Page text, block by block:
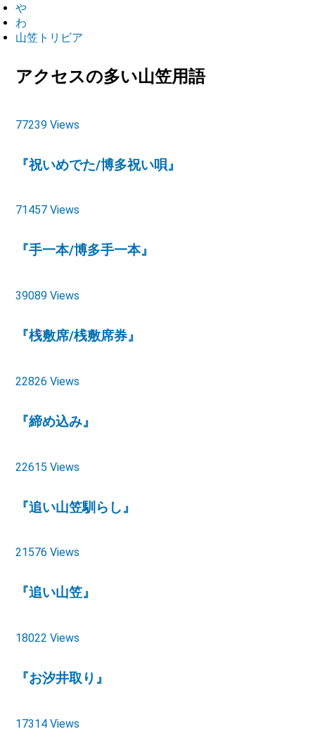
や
わ
山笠トリビア
アクセスの多い山笠用語
77239 Views
『祝いめでた/博多祝い唄』
71457 Views
『手一本/博多手一本』
39089 Views
『桟敷席/桟敷席券』
22826 Views
『締め込み』
22615 Views
『追い山笠馴らし』
21576 Views
『追い山笠』
18022 Views
『お汐井取り』
17314 Views